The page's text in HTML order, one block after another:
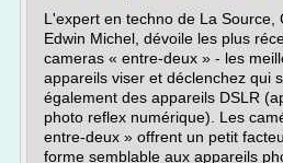
L'expert en techno de La Source,
Edwin Michel, dévoile les plus
cameras « entre-deux » - les
appareils viser et déclenchez qui
également des appareils DSLR
photo reflex numérique). Les
entre-deux » offrent un petit
forme semblable aux appareils